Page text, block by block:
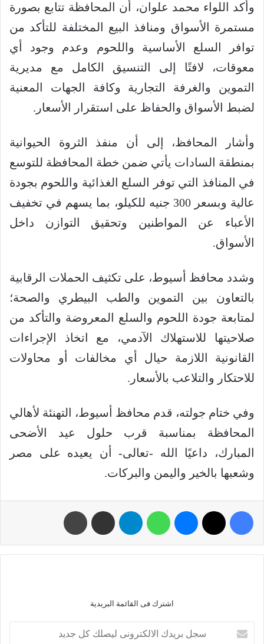
وأكد اللواء محمد علوان، أن المحافظة تتابع بصورة
مستمرة الأسواق ومنافذ البيع المختلفة للتأكد من
توافر السلع الأساسية واللحوم وعدم وجود أي
معوقات، لافتًا إلى التنسيق الكامل مع مديرية
التموين والغرفة التجارية وكافة الجهات المعنية
لضبط الأسواق والحفاظ على استقرار الأسعار.
وأشار المحافظ، إلى أن منفذ الثروة الحيوانية
بمنطقة السادات يأتي ضمن خطة المحافظة للتوسع
في المنافذ التي توفر السلع الغذائية واللحوم بجودة
عالية وبسعر 300 جنيه للكيلو، بما يسهم في تخفيف
الأعباء عن المواطنين وتحقيق التوازن داخل
الأسواق.
وشدد محافظ أسيوط، على تكثيف الحملات الرقابية
بالتعاون بين التموين والطب البيطري والصحة؛
لمتابعة جودة اللحوم والسلع المعروضة والتأكد من
صلاحيتها للاستهلاك الآدمي، مع اتخاذ الإجراءات
القانونية اللازمة حيال أي مخالفات أو محاولات
للاحتكار والتلاعب بالأسعار.
وفي ختام جولته، قدم محافظ أسيوط، التهنئة لأهالي
المحافظة بمناسبة قرب حلول عيد الأضحى
المبارك، داعيًا الله -تعالى- أن يعيده على مصر
وشعبها بالخير واليمن والبركات.
اشترك فى القائمة البريدية